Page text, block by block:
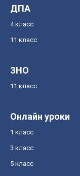
ДПА
4 класс
11 класс
ЗНО
11 класс
Онлайн уроки
1 класс
3 класс
5 класс